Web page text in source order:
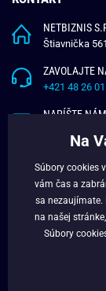
NETBIZNIS
Štiavnička
ZAVOLAJTE
+421 48 26
NAPÍŠTE
O NÁS
VERNOSTNÝ
BLOG
Na
Súbory cookies
vám čas a
sa nezaujímate.
na našej
Súbory